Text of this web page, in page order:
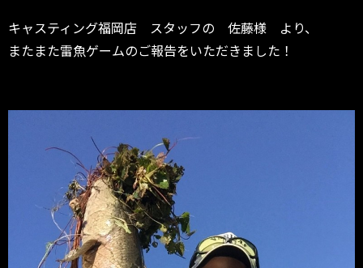
キャスティング福岡店 スタッフの 佐藤様 より、
またまた雷魚ゲームのご報告をいただきました！